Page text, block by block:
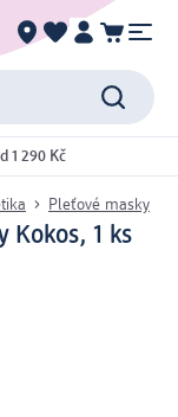
1 290 Kč
Pleťové masky
Kokos, 1 ks